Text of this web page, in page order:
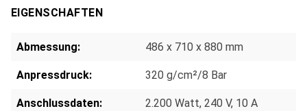
EIGENSCHAFTEN
Abmessung: 486 x 710 x 880 mm
Anpressdruck: 320 g/cm²/8 Bar
Anschlussdaten: 2.200 Watt, 240 V, 10 A